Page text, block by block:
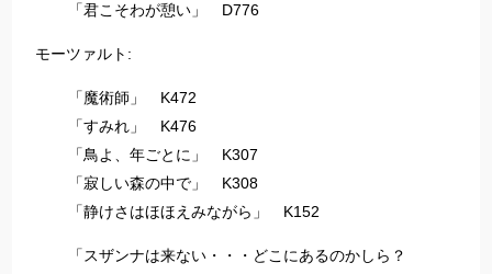
「君こそわが憩い」 D776
モーツァルト:
「魔術師」 K472
「すみれ」 K476
「鳥よ、年ごとに」 K307
「寂しい森の中で」 K308
「静けさはほほえみながら」 K152
「スザンナは来ない・・・どこにあるのかしら？